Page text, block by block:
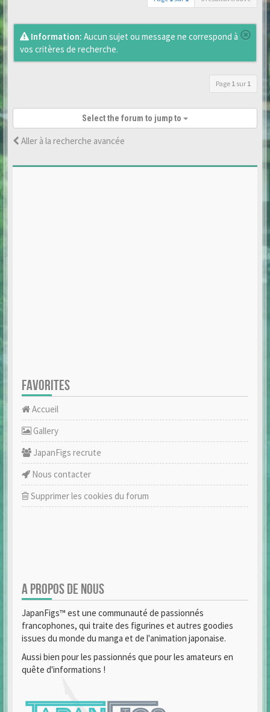
Information: Aucun sujet ou message ne correspond à
vos critères de recherche.
Page 1 sur 1
Select the forum to jump to
Aller à la recherche avancée
FAVORITES
Accueil
Gallery
JapanFigs recrute
Nous contacter
Supprimer les cookies du forum
A PROPOS DE NOUS
JapanFigs™ est une communauté de passionnés
francophones, qui traite des figurines et autres goodies
issues du monde du manga et de l'animation japonaise.
Aussi bien pour les passionnés que pour les amateurs en
quête d'informations !